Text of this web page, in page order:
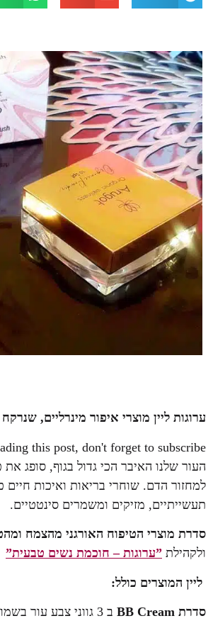
ערוגות ליין מוצרי איפור מינרליים,
this post, don't forget to subscribe!
העור שלנו האיבר הכי גדול בגוף, סופג
למחזור הדם. שוחרי בריאות ואיכות חיים
תעשייתיים, מזיקים ומשמרים סינטטיים.
סדרת מוצרי הטיפוח האורגני מהצמח
ולקהילת ”ערוגות – חוכמת נשים טבעית”
ליין המוצרים כולל:
סדרת BB Cream ב 3 גווני צבע עור בשמות שונים: סוביניון, שרדונה ושנין בלאן,